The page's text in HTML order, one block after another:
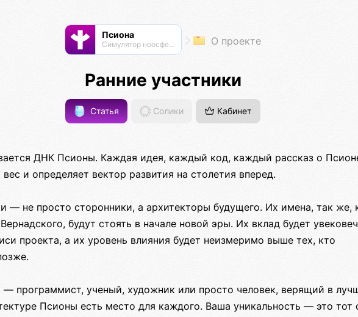
Псиона
Cимулятор ноосферы О проекте
Ранние участники
Статья Солики Кабинет
ДНК Псионы. Каждая идея, каждый код, каждый рассказ о
и определяет вектор развития на столетия вперед.
— не просто сторонники, а архитекторы будущего. Их имена, так же,
будут стоять в начале новой эры. Их вклад будет
проекта, а их уровень влияния будет неизмеримо выше тех, кто
программист, ученый, художник или просто человек, верящий в
Псионы есть место для каждого. Ваша уникальность — это тот